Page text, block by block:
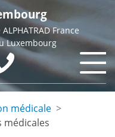
France
Luxembourg
médicale
médicales